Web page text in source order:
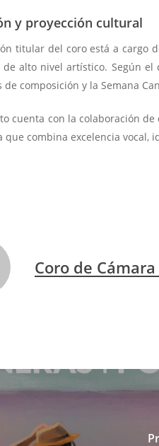
y proyección cultural
titular del coro está a cargo
de alto nivel artístico. Según
de composición y la Semana
cuenta con la colaboración
que combina excelencia vocal,
Coro de